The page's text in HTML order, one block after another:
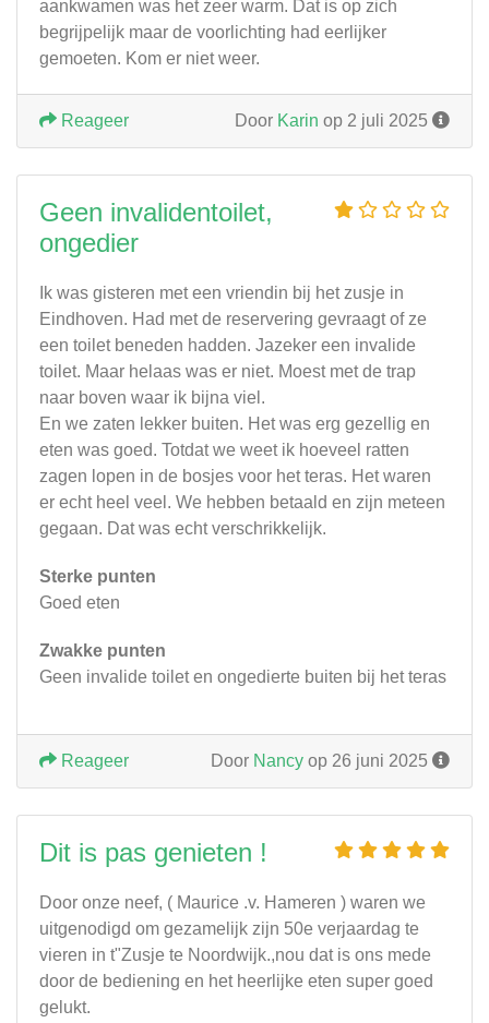
aankwamen was het zeer warm. Dat is op zich
begrijpelijk maar de voorlichting had eerlijker
gemoeten. Kom er niet weer.
Door Karin op 2 juli 2025
Reageer
Geen invalidentoilet,
ongedier
Ik was gisteren met een vriendin bij het zusje in
Eindhoven. Had met de reservering gevraagt of ze
een toilet beneden hadden. Jazeker een invalide
toilet. Maar helaas was er niet. Moest met de trap
naar boven waar ik bijna viel.
En we zaten lekker buiten. Het was erg gezellig en
eten was goed. Totdat we weet ik hoeveel ratten
zagen lopen in de bosjes voor het teras. Het waren
er echt heel veel. We hebben betaald en zijn meteen
gegaan. Dat was echt verschrikkelijk.
Sterke punten
Goed eten
Zwakke punten
Geen invalide toilet en ongedierte buiten bij het teras
Door Nancy op 26 juni 2025
Reageer
Dit is pas genieten !
Door onze neef, ( Maurice .v. Hameren ) waren we
uitgenodigd om gezamelijk zijn 50e verjaardag te
vieren in t"Zusje te Noordwijk.,nou dat is ons mede
door de bediening en het heerlijke eten super goed
gelukt.